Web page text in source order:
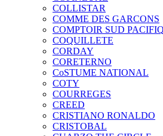
COLLISTAR
COMME DES GARCONS
COMPTOIR SUD
COQUILLETE
CORDAY
CORETERNO
CoSTUME NATIONAL
COTY
COURREGES
CREED
CRISTIANO RONALDO
CRISTOBAL